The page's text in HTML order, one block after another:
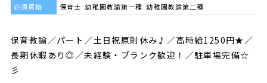
必須資格
保育士 幼稚園教諭第一種 幼稚園教諭第二種
保育教諭／パート／土日祝原則休み♪／高時給1250円★／
長期休暇あり◎／未経験・ブランク歓迎！／駐車場完備☆
彡